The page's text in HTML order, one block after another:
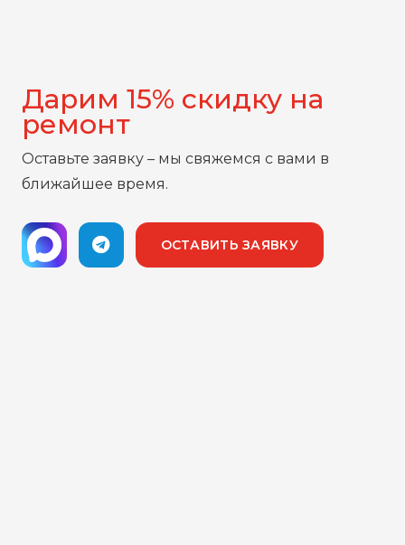
Дарим 15% скидку на
ремонт
Оставьте заявку – мы свяжемся с вами в
ближайшее время.
ОСТАВИТЬ ЗАЯВКУ